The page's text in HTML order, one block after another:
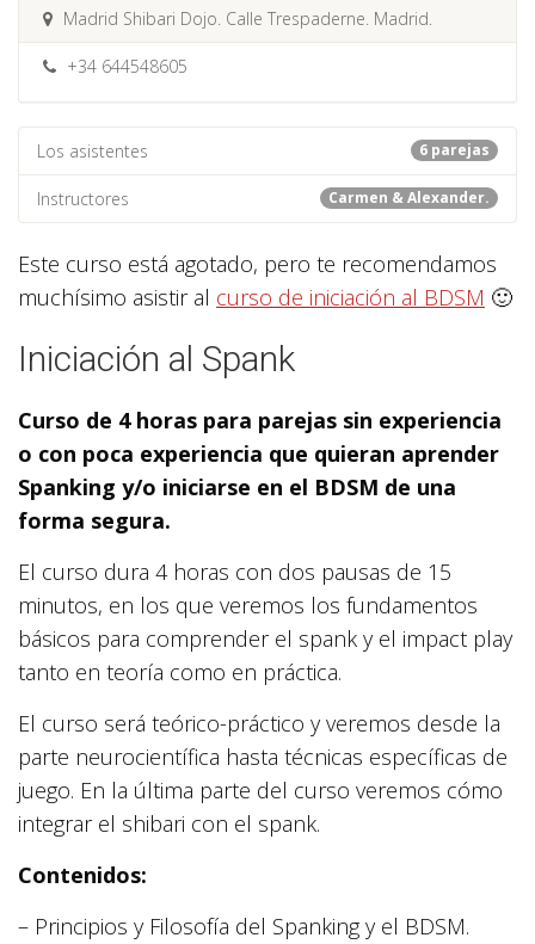
Madrid Shibari Dojo. Calle Trespaderne. Madrid.
+34 644548605
6 parejas
Los asistentes
Carmen & Alexander.
Instructores
Este curso está agotado, pero te recomendamos
muchísimo asistir al curso de iniciación al BDSM 🙂
Iniciación al Spank
Curso de 4 horas para parejas sin experiencia
o con poca experiencia que quieran aprender
Spanking y/o iniciarse en el BDSM de una
forma segura.
El curso dura 4 horas con dos pausas de 15
minutos, en los que veremos los fundamentos
básicos para comprender el spank y el impact play
tanto en teoría como en práctica.
El curso será teórico-práctico y veremos desde la
parte neurocientífica hasta técnicas específicas de
juego. En la última parte del curso veremos cómo
integrar el shibari con el spank.
Contenidos:
– Principios y Filosofía del Spanking y el BDSM.